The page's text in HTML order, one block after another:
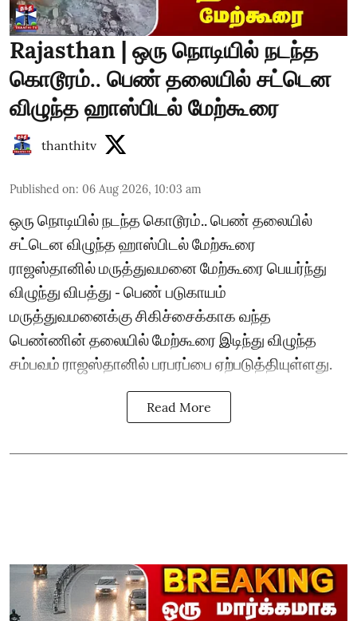
Rajasthan | ஒரு நொடியில் நடந்த
கொடூரம்.. பெண் தலையில் சட்டென
விழுந்த ஹாஸ்பிடல் மேற்கூரை
thanthitv
Published on: 06 Aug 2026, 10:03 am
ஒரு நொடியில் நடந்த கொடூரம்.. பெண் தலையில்
சட்டென விழுந்த ஹாஸ்பிடல் மேற்கூரை
ராஜஸ்தானில் மருத்துவமனை மேற்கூரை பெயர்ந்து
விழுந்து விபத்து - பெண் படுகாயம்
மருத்துவமனைக்கு சிகிச்சைக்காக வந்த
பெண்ணின் தலையில் மேற்கூரை இடிந்து விழுந்த
சம்பவம் ராஜஸ்தானில் பரபரப்பை ஏற்படுத்தியுள்ளது.
Read More